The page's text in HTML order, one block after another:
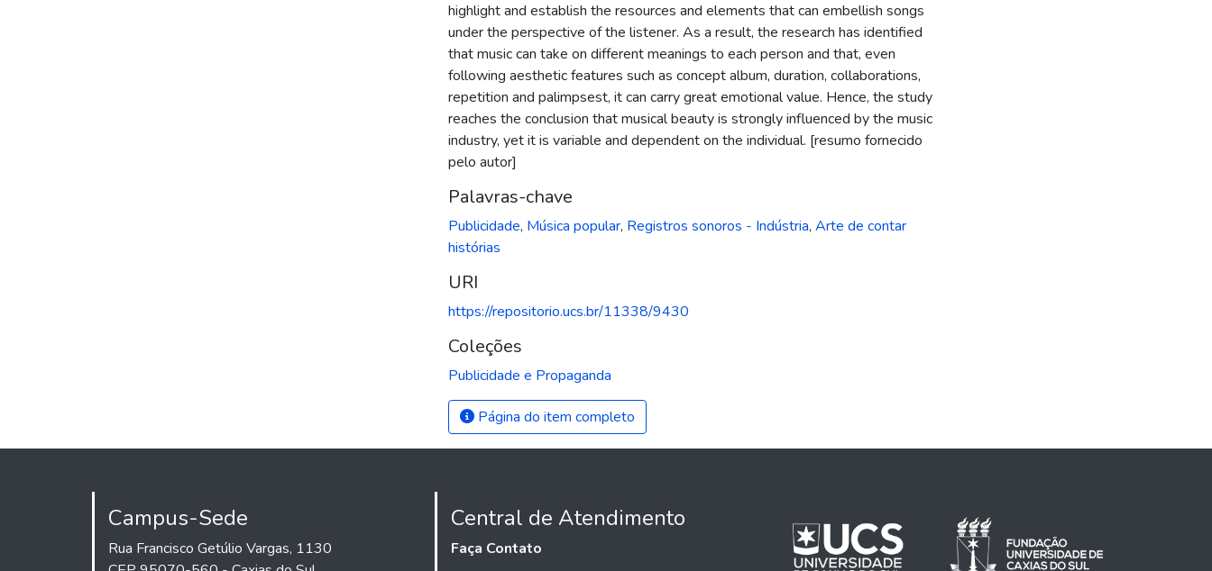
highlight and establish the resources and elements that can embellish songs
under the perspective of the listener. As a result, the research has identified
that music can take on different meanings to each person and that, even
following aesthetic features such as concept album, duration, collaborations,
repetition and palimpsest, it can carry great emotional value. Hence, the study
reaches the conclusion that musical beauty is strongly influenced by the music
industry, yet it is variable and dependent on the individual. [resumo fornecido
pelo autor]
Palavras-chave
Publicidade, Música popular, Registros sonoros - Indústria, Arte de contar
histórias
URI
https://repositorio.ucs.br/11338/9430
Coleções
Publicidade e Propaganda
Página do item completo
Campus-Sede
Rua Francisco Getúlio Vargas, 1130
Central de Atendimento
Faça Contato